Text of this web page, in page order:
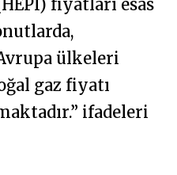
fiyatları esas
ülkeleri
gaz fiyatı
ifadeleri